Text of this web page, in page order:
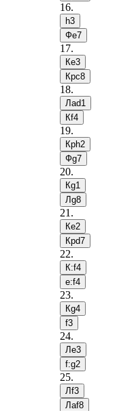
16.
h3
Фe7
17.
Кe3
Крc8
18.
Лad1
Кf4
19.
Крh2
Фg7
20.
Кg1
Лg8
21 .
Кe2
Крd7
22.
К:f4
e:f4
23.
Кg4
f3
24.
Лe3
f:g2
25.
Лf3
Лaf8